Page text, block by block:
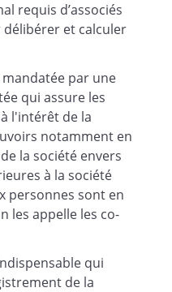
capital de
€
:
A
requis d’associés
délibérer et calculer
par une
qui assure les
l'intérêt de la
notamment en
la société envers
à la société
personnes sont en
les appelle les co-
qui
de la